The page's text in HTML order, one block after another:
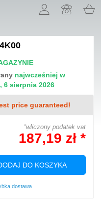
najwcześniej w
6 sierpnia 2026
price guaranteed!
*wliczony podatek vat
187,19 zł *
DO KOSZYKA
dostawa